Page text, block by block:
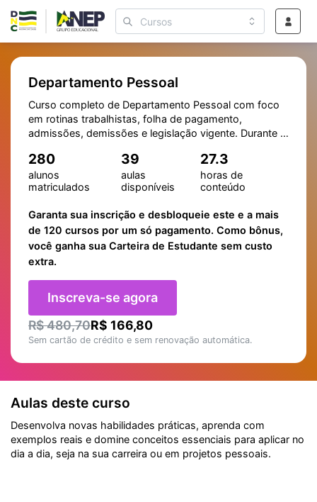
Departamento Pessoal
Curso completo de Departamento Pessoal com foco
em rotinas trabalhistas, folha de pagamento,
admissões, demissões e legislação vigente. Durante o
exercícios práticos e orientações que facilitam a
compreensão dos conteúdos mais importantes. Este
curso oferece certificação válida em todo o Brasil,
valorizando o seu currículo.
280
alunos
matriculados
39
aulas
disponíveis
27.3
horas de
conteúdo
Garanta sua inscrição e desbloqueie este e a mais
de 120 cursos por um só pagamento. Como bônus,
você ganha sua Carteira de Estudante sem custo
extra.
Inscreva-se agora
R$ 480,70R$ 166,80
Sem cartão de crédito e sem renovação automática.
Aulas deste curso
Desenvolva novas habilidades práticas, aprenda com
exemplos reais e domine conceitos essenciais para aplicar no
dia a dia, seja na sua carreira ou em projetos pessoais.